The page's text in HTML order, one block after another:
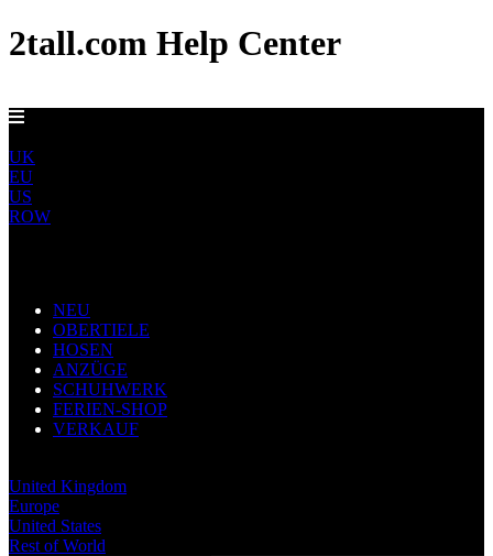
2tall.com Help Center
UK
EU
US
ROW
NEU
OBERTIELE
HOSEN
ANZÜGE
SCHUHWERK
FERIEN-SHOP
VERKAUF
United Kingdom
Europe
United States
Rest of World